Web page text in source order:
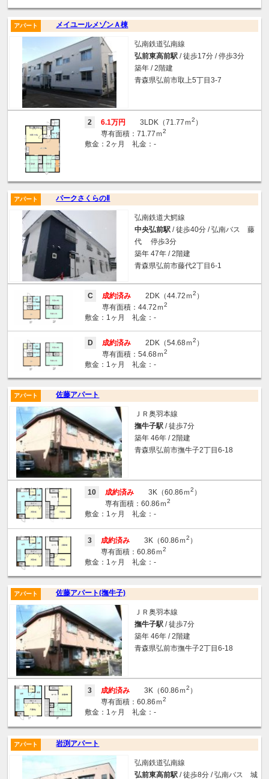
メイユールメゾンＡ棟
アパート
弘南鉄道弘南線
弘前東高前駅 / 徒歩17分 / 停歩3分
築年 / 2階建
青森県弘前市取上5丁目3-7
2 6.1万円 3LDK（71.77ｍ2 ）
専有面積：71.77ｍ2
敷金：2ヶ月 礼金：-
パークさくらのⅡ
アパート
弘南鉄道大鰐線
中央弘前駅 / 徒歩40分 / 弘南バス 藤
代 停歩3分
築年 47年 / 2階建
青森県弘前市藤代2丁目6-1
C 成約済み 2DK（44.72ｍ2 ）
専有面積：44.72ｍ2
敷金：1ヶ月 礼金：-
D 成約済み 2DK（54.68ｍ2 ）
専有面積：54.68ｍ2
敷金：1ヶ月 礼金：-
佐藤アパート
アパート
ＪＲ奥羽本線
撫牛子駅 / 徒歩7分
築年 46年 / 2階建
青森県弘前市撫牛子2丁目6-18
10 成約済み 3K（60.86ｍ2 ）
専有面積：60.86ｍ2
敷金：1ヶ月 礼金：-
3 成約済み 3K（60.86ｍ2 ）
専有面積：60.86ｍ2
敷金：1ヶ月 礼金：-
佐藤アパート(撫牛子)
アパート
ＪＲ奥羽本線
撫牛子駅 / 徒歩7分
築年 46年 / 2階建
青森県弘前市撫牛子2丁目6-18
3 成約済み 3K（60.86ｍ2 ）
専有面積：60.86ｍ2
敷金：1ヶ月 礼金：-
岩渕アパート
アパート
弘南鉄道弘南線
弘前東高前駅 / 徒歩8分 / 弘南バス 城